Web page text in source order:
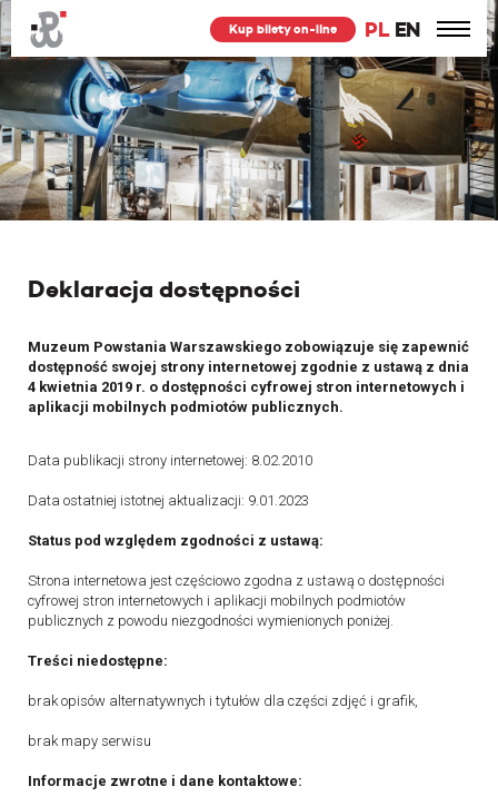
PL EN
Kup bilety on-line
Deklaracja dostępności
Muzeum Powstania Warszawskiego zobowiązuje się zapewnić
dostępność swojej strony internetowej zgodnie z ustawą z dnia
4 kwietnia 2019 r. o dostępności cyfrowej stron internetowych i
aplikacji mobilnych podmiotów publicznych.
Data publikacji strony internetowej: 8.02.2010
Data ostatniej istotnej aktualizacji: 9.01.2023
Status pod względem zgodności z ustawą:
Strona internetowa jest częściowo zgodna z ustawą o dostępności
cyfrowej stron internetowych i aplikacji mobilnych podmiotów
publicznych z powodu niezgodności wymienionych poniżej.
Treści niedostępne:
brak opisów alternatywnych i tytułów dla części zdjęć i grafik,
brak mapy serwisu
Informacje zwrotne i dane kontaktowe: